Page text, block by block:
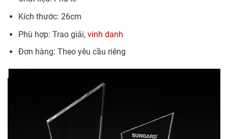
Kích thước: 26cm
Phù hợp: Trao giải, vinh danh
Đơn hàng: Theo yêu cầu riêng